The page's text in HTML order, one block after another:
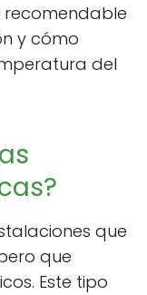
recomendable
y cómo
del
que
que
Este tipo